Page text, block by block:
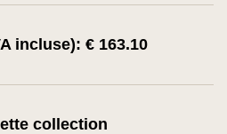
incluse): € 163.10
collection